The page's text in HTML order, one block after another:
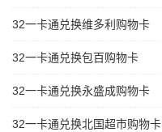
32一卡通兑换维多利购物卡
32一卡通兑换包百购物卡
32一卡通兑换永盛成购物卡
32一卡通兑换北国超市购物卡